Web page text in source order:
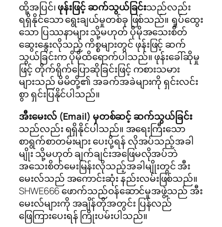
ထို့အပြင်၊ဖုန်းဖြင့် ဆက်သွယ်ခြင်းသည်လည်း
ရရှိနိုင်သော ရွေးချယ်မှုတစ်ခု ဖြစ်သည်။ ရှုပ်ထွေး
သော ပြဿနာများ သို့မဟုတ် ပိုမိုအသေးစိတ်
ဆွေးနွေးလိုသည့် ကိစ္စများတွင် ဖုန်းဖြင့် ဆက်
သွယ်ခြင်းက ပိုမိုထိရောက်ပါသည်။ ဖုန်းခေါ်ဆိုမှု
ဖြင့် တိုက်ရိုက်ပြောဆိုခြင်းဖြင့် ကစားသမား
များသည် မိမိတို့၏ အခက်အခဲများကို ရှင်းလင်း
စွာ ရှင်းပြနိုင်ပါသည်။
အီးမေးလ် (Email) မှတစ်ဆင့် ဆက်သွယ်ခြင်း
သည်လည်း ရရှိနိုင်ပါသည်။ အရေးကြီးသော
စာရွက်စာတမ်းများ ပေးပို့ရန် လိုအပ်သည့်အခါ
မျိုး သို့မဟုတ် ချက်ချင်းအဖြေမလိုအပ်ဘဲ
အသေးစိတ်မေးမြန်းလိုသည့်အခါမျိုးတွင် အီး
မေးလ်သည် အကောင်းဆုံး နည်းလမ်းဖြစ်သည်။
SHWE666 ဖောက်သည်ဝန်ဆောင်မှုအဖွဲ့သည် အီး
မေးလ်များကို အချိန်တိုအတွင်း ပြန်လည်
ဖြေကြားပေးရန် ကြိုးပမ်းပါသည်။